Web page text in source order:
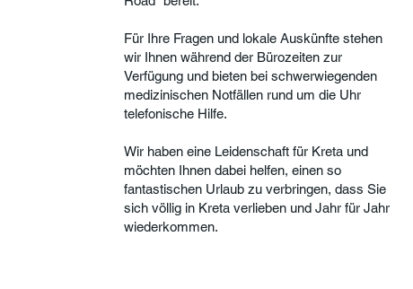
Für Ihre Fragen und lokale Auskünfte stehen
wir Ihnen während der Bürozeiten zur
Verfügung und bieten bei schwerwiegenden
medizinischen Notfällen rund um die Uhr
telefonische Hilfe.
Wir haben eine Leidenschaft für Kreta und
möchten Ihnen dabei helfen, einen so
fantastischen Urlaub zu verbringen, dass Sie
sich völlig in Kreta verlieben und Jahr für Jahr
wiederkommen.